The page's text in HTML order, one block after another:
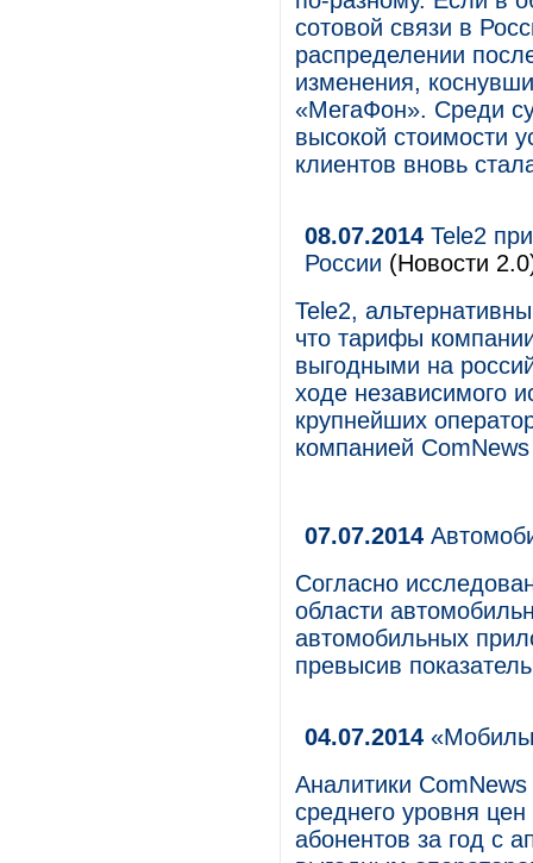
сотовой связи в
распределении
изменения,
«МегаФон». Среди
высокой стоимости
клиентов вновь
08.07.2014 Tele2
России (Новости
Tele2,
что тарифы
выгодными на
ходе независимого
крупнейших
компанией
07.07.2014
Согласно
области
автомобильных
превысив
04.07.2014
Аналитики
среднего уровня
абонентов за год с